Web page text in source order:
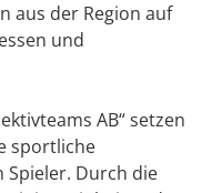
aus der Region auf
und
AB“ setzen
sportliche
Spieler. Durch die